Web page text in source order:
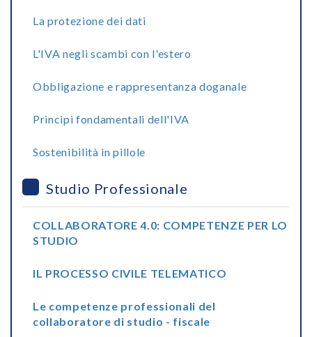
La protezione dei dati
L'IVA negli scambi con l'estero
Obbligazione e rappresentanza doganale
Principi fondamentali dell'IVA
Sostenibilità in pillole
Studio Professionale
COLLABORATORE 4.0: COMPETENZE PER LO
STUDIO
IL PROCESSO CIVILE TELEMATICO
Le competenze professionali del
collaboratore di studio - fiscale